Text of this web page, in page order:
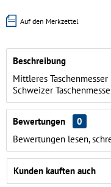
Auf den Merkzettel
Beschreibung
Mittleres
Schweizer
Bewertungen
0
Bewertungen lesen,
Kunden kauften auch